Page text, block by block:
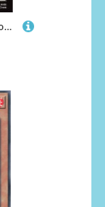
Syphon Mind FIC-288 Common Englisch Boosterfrisch - Commander: Magic: The Gathering - FINAL Fantasy - mit ReCollectibles-Versandschutz - für Magic/MTG